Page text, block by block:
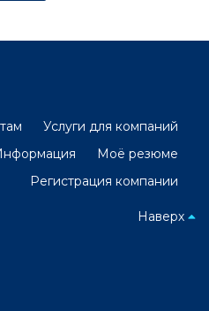
Услуги для компаний
Моё резюме
Регистрация компании
Наверх